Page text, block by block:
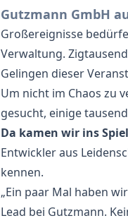
Gutzmann GmbH
Großereignisse
Verwaltung.
Gelingen dieser
Um nicht im Chaos zu
gesucht, einige
Da kamen wir ins
Entwickler aus
kennen.
„Ein paar Mal haben
Lead bei Gutzmann.